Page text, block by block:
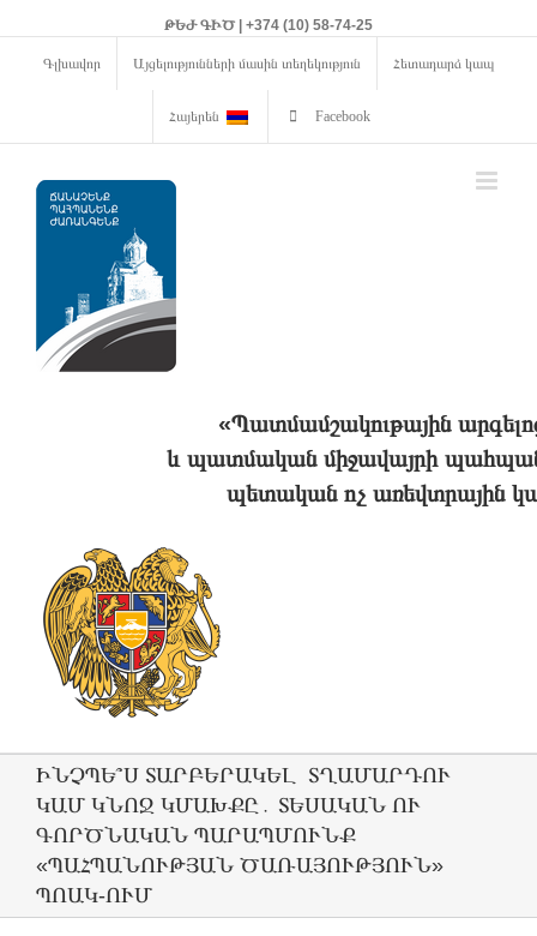
ԹԵԺ ԳԻԾ | +374 (10) 58-74-25
Գլխավոր Այցելությունների մասին տեղեկություն Հետադարձ կապ
Հայերեն Facebook
«Պատմամշակութային
և պատմական միջավայրի
պետական ոչ առեվտրային
ԻՆՉՊԵ՞Ս ՏԱՐԲԵՐԱԿԵԼ ՏՂԱՄԱՐԴՈՒ
ԿԱՄ ԿՆՈՋ ԿՄԱԽՔԸ․ ՏԵՍԱԿԱՆ ՈՒ
ԳՈՐԾՆԱԿԱՆ ՊԱՐԱՊՄՈՒՆՔ
«ՊԱՀՊԱՆՈՒԹՅԱՆ ԾԱՌԱՅՈՒԹՅՈՒՆ»
ՊՈԱԿ-ՈՒՄ